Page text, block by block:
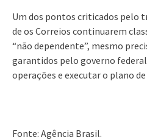
Um dos pontos criticados pelo
de os Correios continuarem
“não dependente”, mesmo
garantidos pelo governo
operações e executar o plano
Fonte: Agência Brasil.